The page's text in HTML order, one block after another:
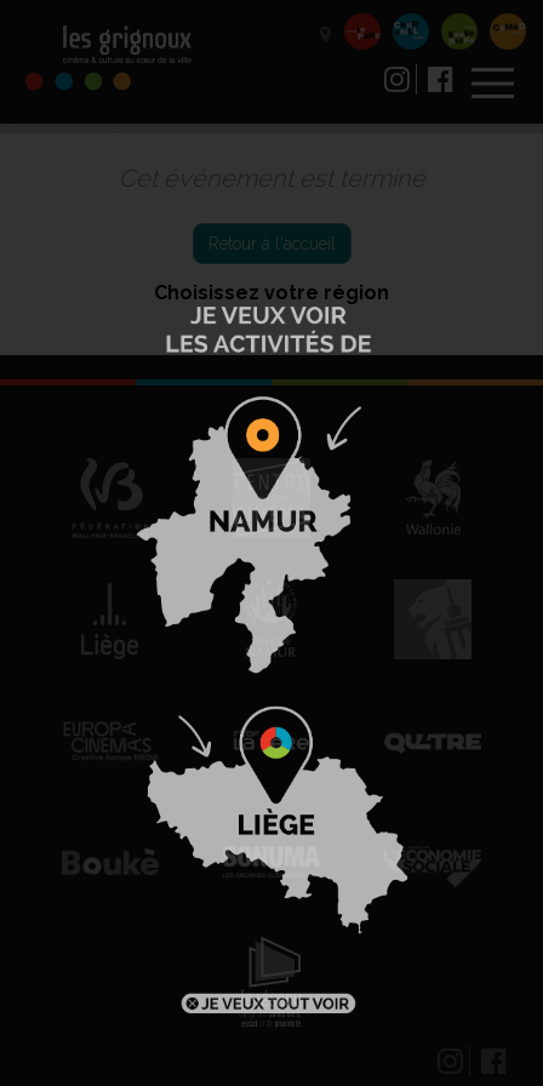
Cet événement est terminé
Retour à l'accueil
Choisissez votre région